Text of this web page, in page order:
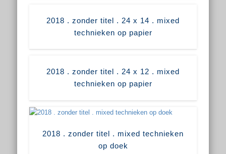
2018 . zonder titel . 24 x 14 . mixed
technieken op papier
2018 . zonder titel . 24 x 12 . mixed
technieken op papier
2018 . zonder titel . mixed technieken
op doek